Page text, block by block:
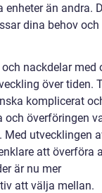
än andra.
dina behov och
nackdelar med
över tiden.
komplicerat
och överföringen
Med utvecklingen
att överföra
är nu mer
att välja mellan.